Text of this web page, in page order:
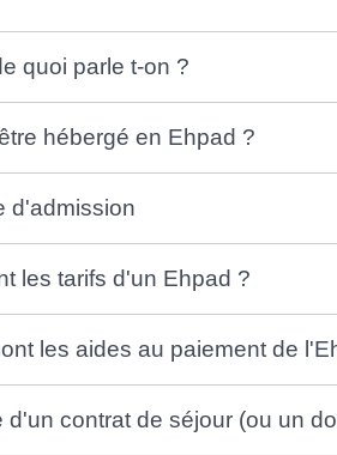
quoi parle t-on ?
hébergé en Ehpad ?
d'admission
les tarifs d'un Ehpad ?
les aides au paiement de
d'un contrat de séjour (ou un